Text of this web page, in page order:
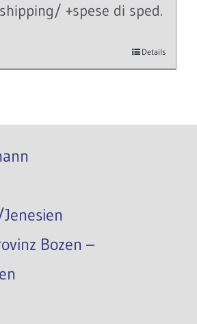
+spese di sped.
Details
Bozen –